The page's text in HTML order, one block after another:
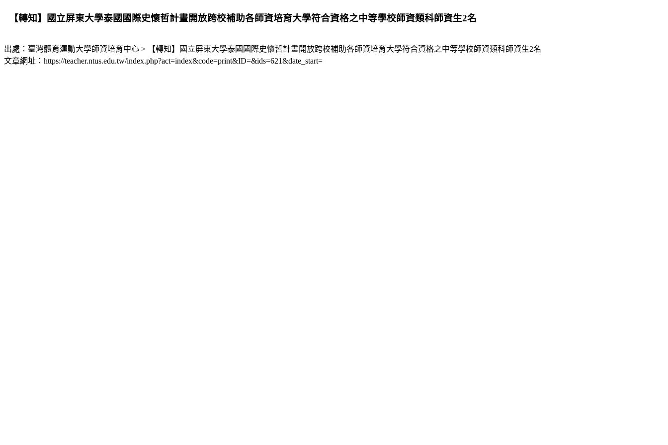
【轉知】國立屏東大學泰國國際史懷哲計畫開放跨校補助各師資培育大學符合資格之中等學校師資類科師資生2名
出處：臺灣體育運動大學師資培育中心 > 【轉知】國立屏東大學泰國國際史懷哲計畫開放跨校補助各師資培育大學符合資格之中等學校師資類科師資生2名
文章網址：https://teacher.ntus.edu.tw/index.php?act=index&code=print&ID=&ids=621&date_start=